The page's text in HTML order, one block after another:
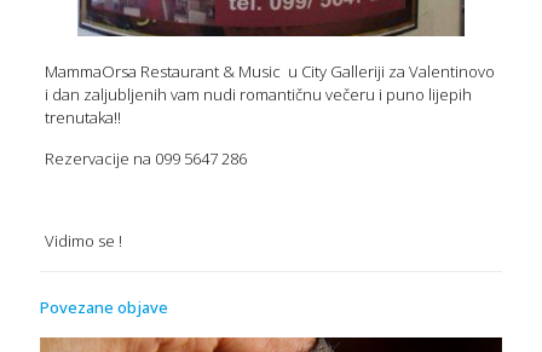
MammaOrsa Restaurant & Music u City Galleriji za Valentinovo
i dan zaljubljenih vam nudi romantičnu večeru i puno lijepih
trenutaka!!
Rezervacije na 099 5647 286
Vidimo se !
Povezane objave